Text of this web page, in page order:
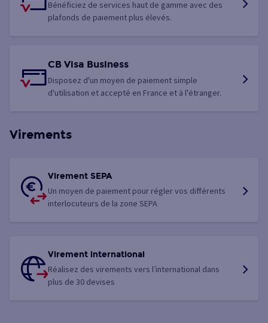
Bénéficiez de services haut de gamme avec des
plafonds de paiement plus élevés.
CB Visa Business
Disposez d'un moyen de paiement simple
d'utilisation et accepté en France et à l'étranger.
Virements
Virement SEPA
Un moyen de paiement pour régler vos différents
interlocuteurs de la zone SEPA
Virement international
Réalisez des virements vers l’international dans
plus de 30 devises